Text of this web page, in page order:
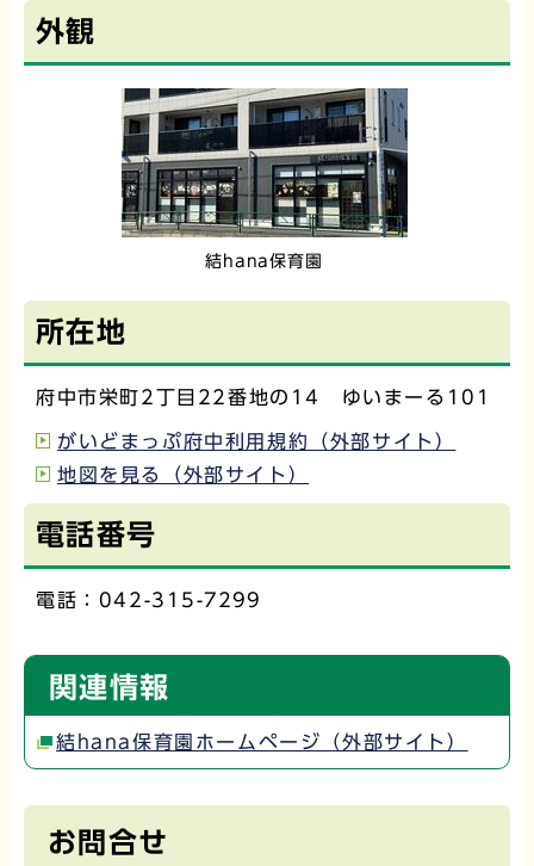
外観
結hana保育園
所在地
府中市栄町2丁目22番地の14 ゆいまーる101
がいどまっぷ府中利用規約（外部サイト）
地図を見る（外部サイト）
電話番号
電話：042-315-7299
関連情報
結hana保育園ホームページ（外部サイト）
お問合せ